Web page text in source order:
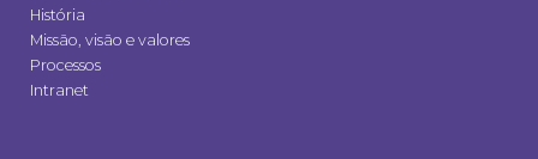
História
Missão, visão e valores
Processos
Intranet